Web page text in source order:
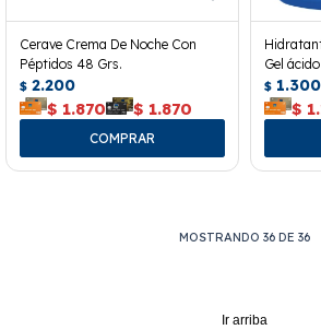
Cerave Crema De Noche Con
Péptidos 48 Grs.
$ 2.200
$ 1.870 $ 1.870
Gel
$ 1.300
$
MOSTRANDO 36 DE 36
Ir arriba